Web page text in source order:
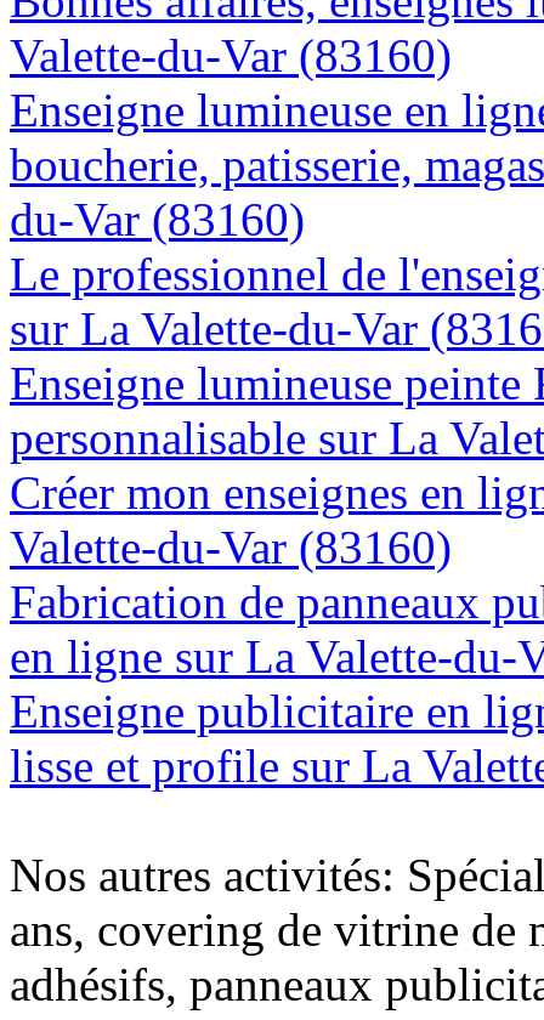
Valette-du-Var (83160)
Enseigne lumineuse en
boucherie, patisserie,
du-Var (83160)
Le professionnel de
sur La Valette-du-Var
Enseigne lumineuse
personnalisable sur La
Créer mon enseignes en
Valette-du-Var (83160)
Fabrication de panneaux
en ligne sur La Valette-du-
Enseigne publicitaire en
lisse et profile sur La
Nos autres activités:
ans, covering de vitrine de
adhésifs, panneaux